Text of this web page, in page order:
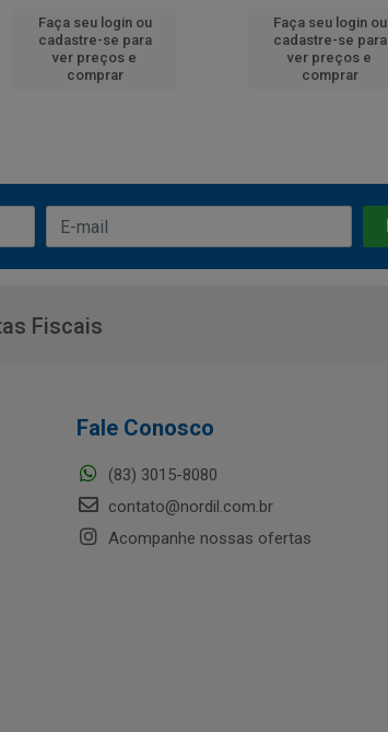
Faça seu login ou
cadastre-se para
ver preços e
comprar
Faça seu login ou
cadastre-se para
ver preços e
comprar
Fiscais
Fale Conosco
(83) 3015-8080
contato@nordil.com.br
Acompanhe nossas ofertas